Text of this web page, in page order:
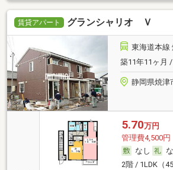
賃貸アパート グランシャリオ Ｖ
東海道本線
築11年11ヶ月
静岡県焼津
5.70万円
管理費4,500円
なし
2階 / 1LDK（